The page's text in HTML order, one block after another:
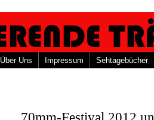
Über Uns Impressum Sehtagebücher